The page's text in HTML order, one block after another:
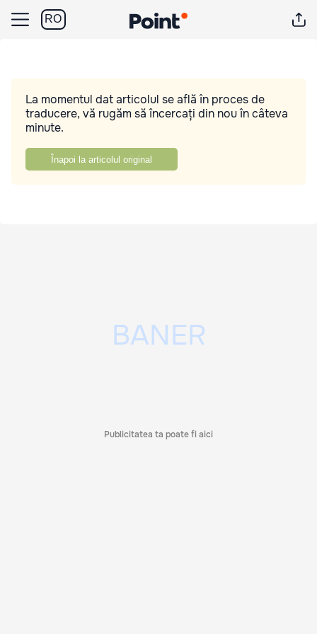
RO
La momentul dat articolul se află în proces de
traducere, vă rugăm să încercați din nou în câteva
minute.
Înapoi la articolul original
Publicitatea ta poate fi aici